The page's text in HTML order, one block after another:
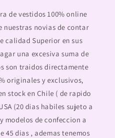
de vestidos 100% online
nuestras novias de contar
calidad Superior en sus
una excesiva suma de
son traidos directamente
originales y exclusivos,
stock en Chile ( de rapido
(20 dias habiles sujeto a
modelos de confeccion a
45 dias , ademas tenemos